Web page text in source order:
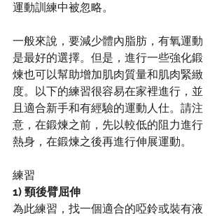
運動訓練中被忽略。
一般來說，要減少體內脂肪，有氧運動
是最好的選擇。但是，進行一些強化鍛
煉也可以幫助增加肌肉質量和肌肉緊緻
度。以下的練習很容易在家裡進行，並
且適合新手和有經驗的運動人仕。請注
意，在鍛煉之前，先以較低的阻力進行
熱身，在鍛煉之後再進行伸展運動。
練習
1) 頸後臂屈伸
為此練習，找一個適合的啞鈴或裝有液